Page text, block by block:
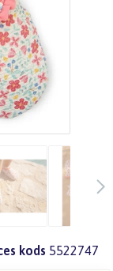
kods 5522747